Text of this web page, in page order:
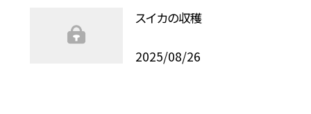
スイカの収穫
2025/08/26